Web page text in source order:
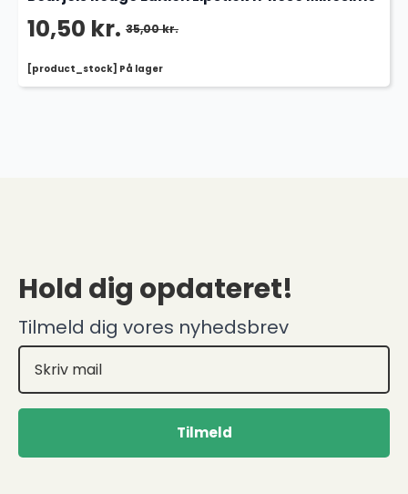
[product_stock] På lager
35,00kr.
Den
oprindelige
10,50 kr.
Den
aktuelle
Hold dig opdateret!
Tilmeld dig vores nyhedsbrev
Tilmeld